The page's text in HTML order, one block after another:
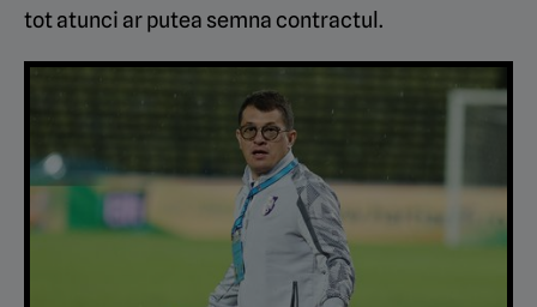
tot atunci ar putea semna contractul.